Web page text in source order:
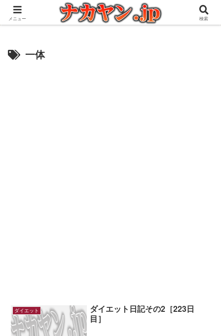
アウトドアとガジェット好きな管理人の愉快な日々を綴るブログ
一体
ダイエット
ダイエット日記その2［223日
目］
メニュー 検索